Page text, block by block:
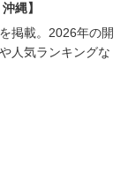
縄】
掲載。2026年の開
人気ランキングな